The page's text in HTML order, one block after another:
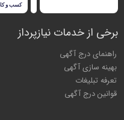
برخی از خدمات نیازپرداز
راهنمای درج آگهی
بهینه سازی آگهی
تعرفه تبلیغات
قوانین درج آگهی